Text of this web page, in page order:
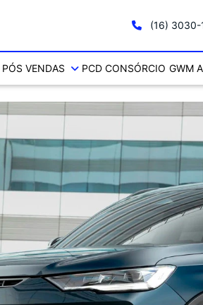
(16) 3030-
PÓS VENDAS PCD CONSÓRCIO GWM